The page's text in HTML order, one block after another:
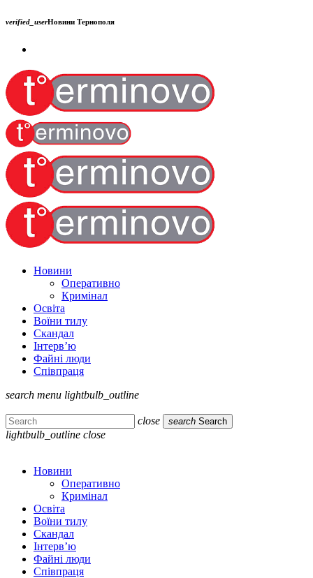
verified_userНовини Тернополя
Новини
Оперативно
Кримінал
Освіта
Воїни тилу
Скандал
Інтерв’ю
Файні люди
Співпраця
search menu lightbulb_outline
close search Search
lightbulb_outline close
Новини
Оперативно
Кримінал
Освіта
Воїни тилу
Скандал
Інтерв’ю
Файні люди
Співпраця